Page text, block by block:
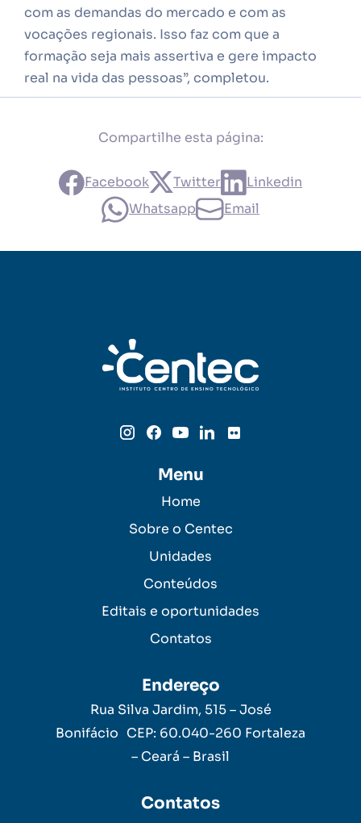
com as demandas do mercado e com as
vocações regionais. Isso faz com que a
formação seja mais assertiva e gere impacto
real na vida das pessoas”, completou.
Compartilhe esta página:
Facebook Twitter
Linkedin
Whatsapp
Email
Menu
Home
Sobre o Centec
Unidades
Conteúdos
Editais e oportunidades
Contatos
Endereço
Rua Silva Jardim, 515 – José
Bonifácio CEP: 60.040-260 Fortaleza
– Ceará – Brasil
Contatos